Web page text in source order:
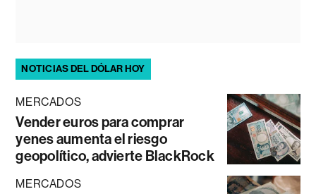
NOTICIAS DEL DÓLAR HOY
MERCADOS
Vender euros para comprar
yenes aumenta el riesgo
geopolítico, advierte BlackRock
MERCADOS